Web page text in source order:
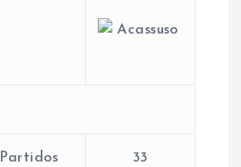
Partidos 33